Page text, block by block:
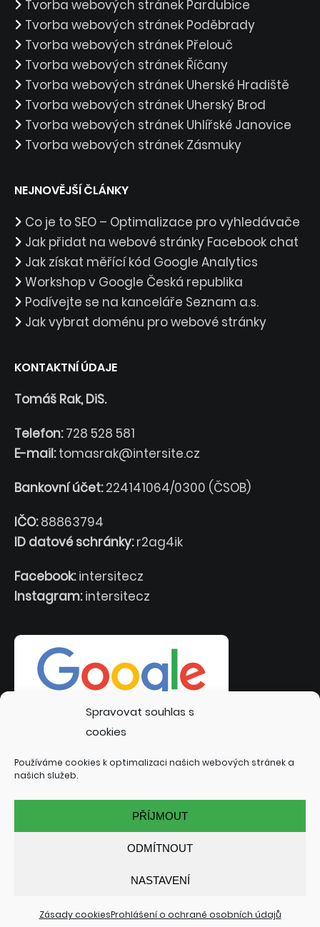
Spravovat souhlas s
cookies
Používáme cookies k optimalizaci našich webových stránek a
našich služeb.
PŘÍJMOUT
ODMÍTNOUT
NASTAVENÍ
Zásady cookiesProhlášení o ochraně osobních údajů
Tvorba webových stránek Pardubice
Tvorba webových stránek Poděbrady
Tvorba webových stránek Přelouč
Tvorba webových stránek Říčany
Tvorba webových stránek Uherské Hradiště
Tvorba webových stránek Uherský Brod
Tvorba webových stránek Uhlířské Janovice
Tvorba webových stránek Zásmuky
NEJNOVĚJŠÍ ČLÁNKY
Co je to SEO – Optimalizace pro vyhledávače
Jak přidat na webové stránky Facebook chat
Jak získat měřící kód Google Analytics
Workshop v Google Česká republika
Podívejte se na kanceláře Seznam a.s.
Jak vybrat doménu pro webové stránky
KONTAKTNÍ ÚDAJE
Tomáš Rak, DiS.
Telefon: 728 528 581
E-mail: tomasrak@intersite.cz
Bankovní účet:224141064/0300 (ČSOB)
IČO:88863794
ID datové schránky:r2ag4ik
Facebook: intersitecz
Instagram: intersitecz
© 2022 INTERSITE.CZ | TVORBA WEBOVÝCH STRÁNEK:
KOLÍN, ČÁSLAV, NYMBURK, PODĚBRADY